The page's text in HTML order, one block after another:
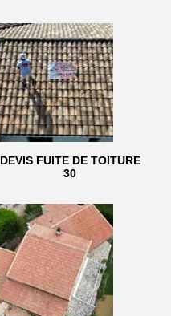
DEVIS FUITE DE TOITURE
30